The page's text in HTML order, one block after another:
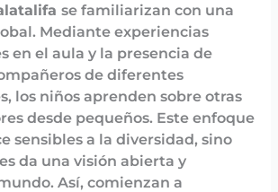
se familiarizan con una
Mediante experiencias
en el aula y la presencia de
de diferentes
los niños aprenden sobre otras
desde pequeños. Este enfoque
sensibles a la diversidad, sino
da una visión abierta y
Así, comienzan a